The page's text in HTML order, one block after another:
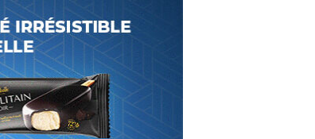
de forage entrepris
réservoirs de gaz naturel,
(GTA)».